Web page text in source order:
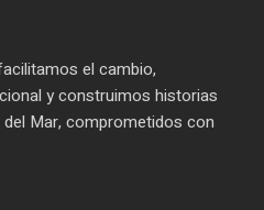
el cambio,
y construimos historias
Mar, comprometidos con